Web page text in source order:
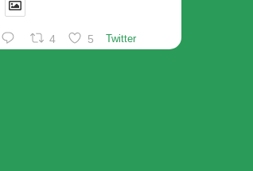
4 5 Twitter